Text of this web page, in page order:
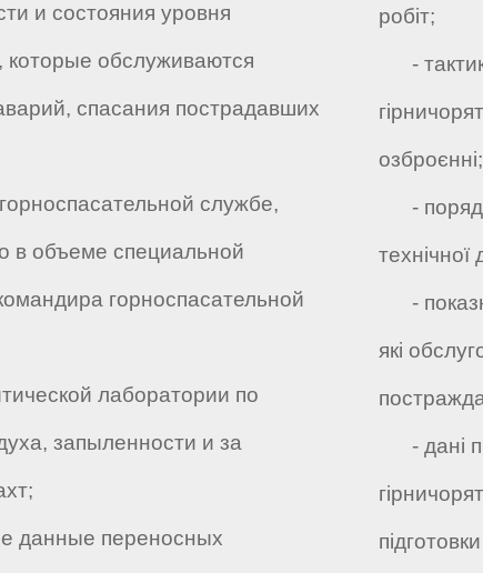
и состояния уровня
которые обслуживаются
спасания пострадавших
службе,
в объеме специальной
горноспасательной
лаборатории по
запыленности и за
данные переносных
робіт;
-
озброєнні;
-
технічної
-
які
- дані